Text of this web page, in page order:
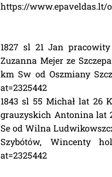
https://www.epaveldas.lt/
1827 sl 21 Jan
Zuzanna Mejer ze
km Sw od Oszmiany
at=2325442
1843 sl 55 Michał lat 26
grauzyskich Antonina lat
Se od Wilna
Szybótów, Wincenty
at=2325442